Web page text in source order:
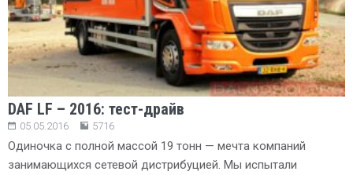
DAF LF – 2016: тест-драйв
05.05.2016 5716
Одиночка с полной массой 19 тонн — мечта компаний
занимающихся сетевой дистрибуцией. Мы испытали